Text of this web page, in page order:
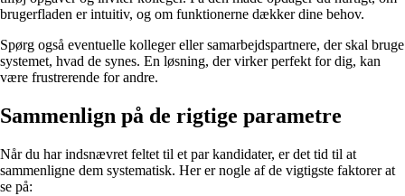
brugerfladen er intuitiv, og om funktionerne dækker dine behov.
Spørg også eventuelle kolleger eller samarbejdspartnere, der skal bruge
systemet, hvad de synes. En løsning, der virker perfekt for dig, kan
være frustrerende for andre.
Sammenlign på de rigtige parametre
Når du har indsnævret feltet til et par kandidater, er det tid til at
sammenligne dem systematisk. Her er nogle af de vigtigste faktorer at
se på: